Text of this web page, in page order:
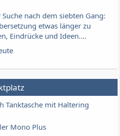
nach dem siebten Gang:
etwas länger zu
Eindrücke und Ideen....
Tanktasche mit Haltering
Mono Plus